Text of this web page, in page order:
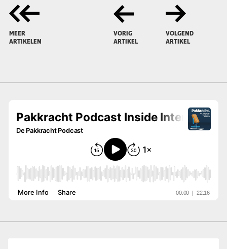
MEER
ARTIKELEN
VORIG
ARTIKEL
VOLGEND
ARTIKEL